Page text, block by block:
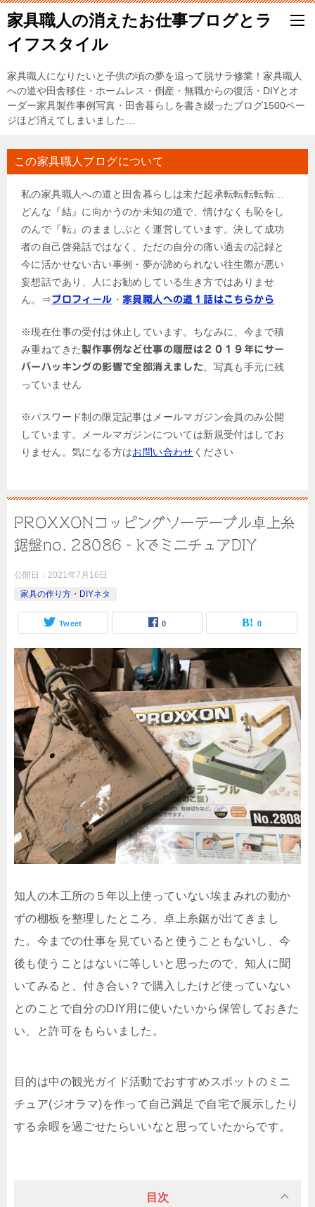
家具職人の消えたお仕事ブログとラ
イフスタイル
家具職人になりたいと子供の頃の夢を追って脱サラ修業！家具職人
への道や田舎移住・ホームレス・倒産・無職からの復活・DIYとオ
ーダー家具製作事例写真・田舎暮らしを書き綴ったブログ1500ペー
ジほど消えてしまいました…
この家具職人ブログについて
私の家具職人への道と田舎暮らしは未だ起承転転転転転…
どんな『結』に向かうのか未知の道で、情けなくも恥をし
のんで『転』のまましぶとく運営しています。決して成功
者の自己啓発話ではなく、ただの自分の痛い過去の記録と
今に活かせない古い事例・夢が諦められない往生際が悪い
妄想話であり、人にお勧めしている生き方ではありませ
ん。⇒プロフィール ・家具職人への道１話はこちらから
※現在仕事の受付は休止しています。ちなみに、今まで積
み重ねてきた製作事例など仕事の履歴は２０１９年にサー
バーハッキングの影響で全部消えました 。写真も手元に残
っていません
※パスワード制の限定記事はメールマガジン会員のみ公開
しています。メールマガジンについては新規受付はしてお
りません。気になる方はお問い合わせ ください
PROXXONコッピングソーテーブル卓上糸
鋸盤no. 28086‐kでミニチュアDIY
公開日： 2021年7月16日
家具の作り方・DIYネタ
Tweet 0 0
知人の木工所の５年以上使っていない埃まみれの動か
ずの棚板を整理したところ、卓上糸鋸が出てきまし
た。今までの仕事を見ていると使うこともないし、今
後も使うことはないに等しいと思ったので、知人に聞
いてみると、付き合い？で購入したけど使っていない
とのことで自分のDIY用に使いたいから保管しておきた
い、と許可をもらいました。
目的は中の観光ガイド活動でおすすめスポットのミニ
チュア(ジオラマ)を作って自己満足で自宅で展示したり
する余暇を過ごせたらいいなと思っていたからです。
目次